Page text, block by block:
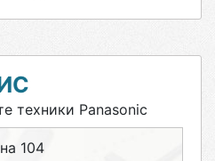
техники Panasonic
104